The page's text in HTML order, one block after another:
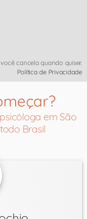
cancela quando quiser.
Política de Privacidade
em São
Brasil